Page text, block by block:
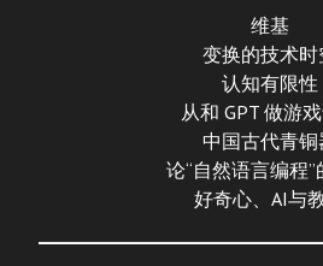
维基
变换的技术时
认知有限性
从和 GPT 做游
中国古代青铜
论“自然语言编程”
好奇心、AI与